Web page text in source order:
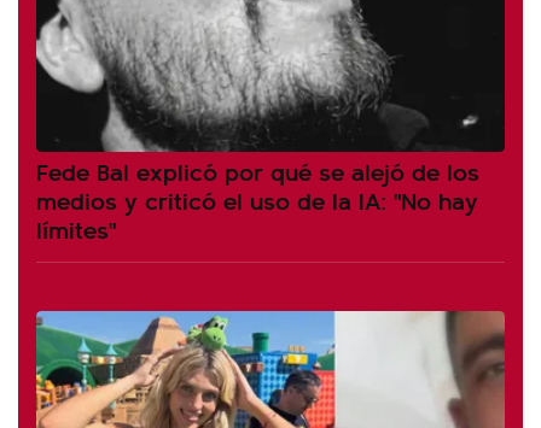
Fede Bal explicó por qué se alejó de los
medios y criticó el uso de la IA: "No hay
límites"